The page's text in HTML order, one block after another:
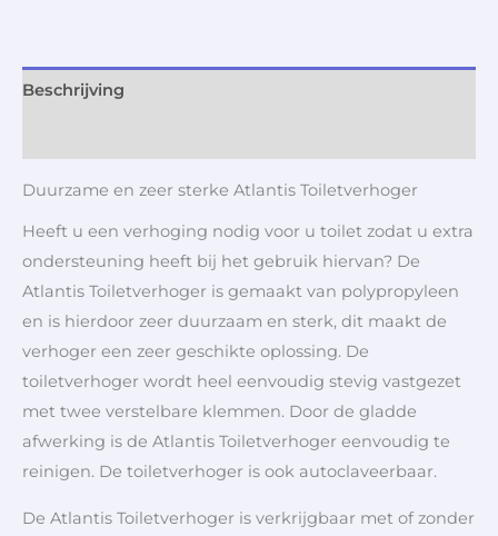
Beschrijving
Duurzame en zeer sterke Atlantis Toiletverhoger
Heeft u een verhoging nodig voor u toilet zodat u extra
ondersteuning heeft bij het gebruik hiervan? De
Atlantis Toiletverhoger is gemaakt van polypropyleen
en is hierdoor zeer duurzaam en sterk, dit maakt de
verhoger een zeer geschikte oplossing. De
toiletverhoger wordt heel eenvoudig stevig vastgezet
met twee verstelbare klemmen. Door de gladde
afwerking is de Atlantis Toiletverhoger eenvoudig te
reinigen. De toiletverhoger is ook autoclaveerbaar.
De Atlantis Toiletverhoger is verkrijgbaar met of zonder